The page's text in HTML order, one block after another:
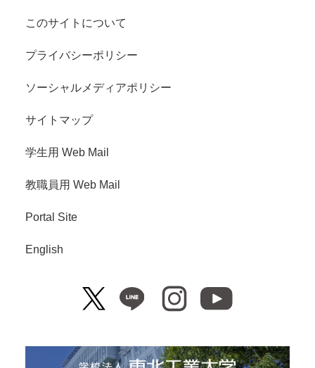
このサイトについて
プライバシーポリシー
ソーシャルメディアポリシー
サイトマップ
学生用 Web Mail
教職員用 Web Mail
Portal Site
English